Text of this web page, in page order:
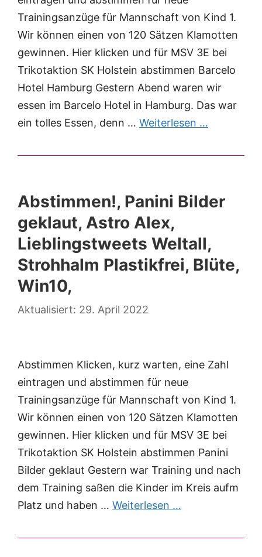
Trainingsanzüge für Mannschaft von Kind 1.
Wir können einen von 120 Sätzen Klamotten
gewinnen. Hier klicken und für MSV 3E bei
Trikotaktion SK Holstein abstimmen Barcelo
Hotel Hamburg Gestern Abend waren wir
essen im Barcelo Hotel in Hamburg. Das war
ein tolles Essen, denn … Weiterlesen …
Abstimmen!, Panini Bilder
geklaut, Astro Alex,
Lieblingstweets Weltall,
Strohhalm Plastikfrei, Blüte,
Win10,
29. April 2022
Abstimmen Klicken, kurz warten, eine Zahl
eintragen und abstimmen für neue
Trainingsanzüge für Mannschaft von Kind 1.
Wir können einen von 120 Sätzen Klamotten
gewinnen. Hier klicken und für MSV 3E bei
Trikotaktion SK Holstein abstimmen Panini
Bilder geklaut Gestern war Training und nach
dem Training saßen die Kinder im Kreis aufm
Platz und haben … Weiterlesen …